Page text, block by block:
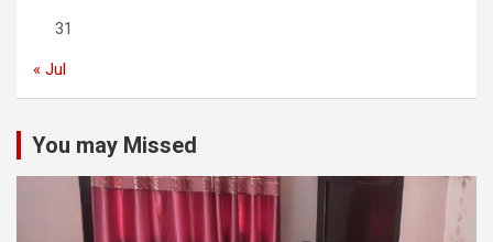
31
« Jul
You may Missed